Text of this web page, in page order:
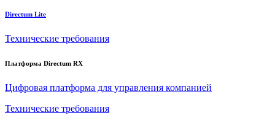
Directum Lite
Технические требования
Платформа Directum RX
Цифровая платформа для управления компанией
Технические требования